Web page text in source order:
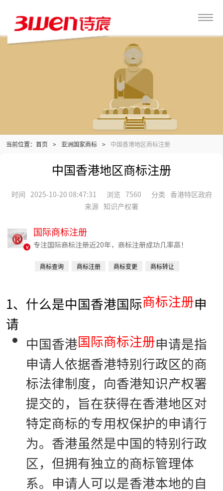
当前位置： 首页 > 亚洲国家商标 > 中国香港地区商标注册
中国香港地区商标注册
时间 2025-10-20 08:47:31 浏览 7560 分类 香港特区政府
来源 知识产权署
v
国际商标注册
专注国际商标注册近20年，商标注册成功几率高！
商标查询 商标注册 商标变更
商标转让
1、什么是中国香港国际商标注册申
请
中国香港国际商标注册申请是指
申请人依据香港特别行政区的商
标法律制度，向香港知识产权署
提交的，旨在获得在香港地区对
特定商标的专用权保护的申请行
为。香港虽然是中国的特别行政
区，但拥有独立的商标管理体
系。申请人可以是香港本地的自